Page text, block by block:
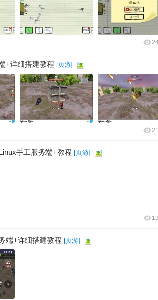
+详细搭建教程 [页游]
手工服务端+教程 [页游]
端+详细搭建教程 [页游]